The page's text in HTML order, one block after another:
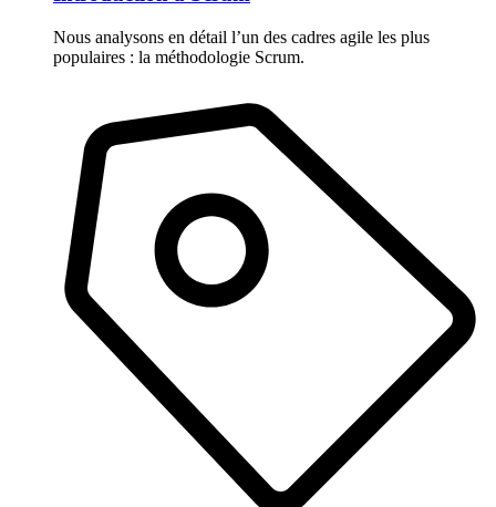
Nous analysons en détail l’un des cadres agile les plus
populaires : la méthodologie Scrum.